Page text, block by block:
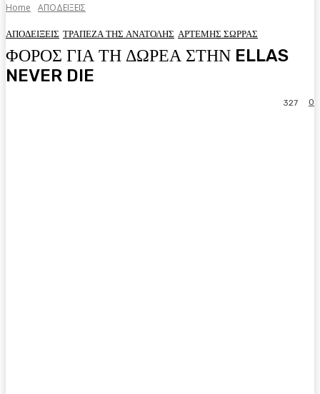
Home ΑΠΟΔΕΙΞΕΙΣ
ΑΠΟΔΕΙΞΕΙΣ ΤΡΑΠΕΖΑ ΤΗΣ ΑΝΑΤΟΛΗΣ ΑΡΤΕΜΗΣ ΣΩΡΡΑΣ
ΦΟΡΟΣ ΓΙΑ ΤΗ ΔΩΡΕΑ ΣΤΗΝ ELLAS
NEVER DIE
0
327